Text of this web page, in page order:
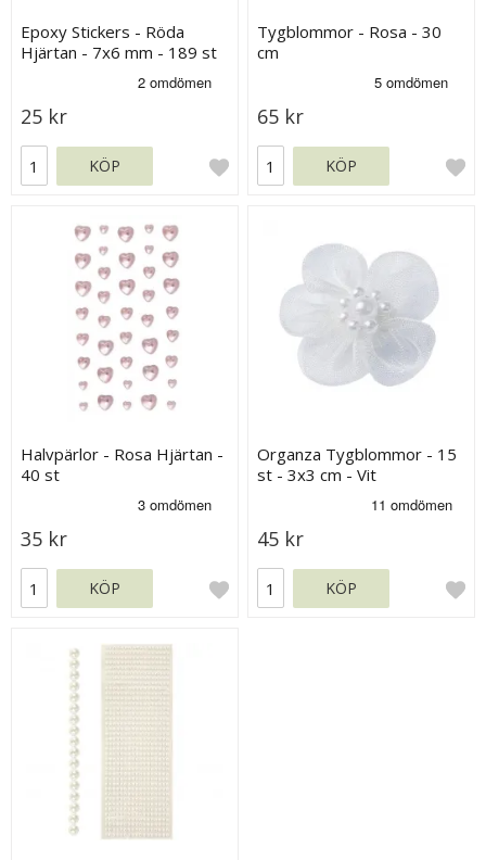
Epoxy Stickers - Röda
Hjärtan - 7x6 mm - 189 st
25 kr
KÖP
Tygblommor - Rosa - 30
cm
65 kr
KÖP
Halvpärlor - Rosa Hjärtan -
40 st
35 kr
KÖP
Organza Tygblommor - 15
st - 3x3 cm - Vit
45 kr
KÖP